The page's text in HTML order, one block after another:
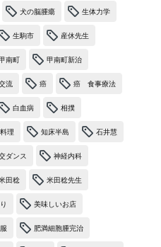
犬の脳腫瘍 生体力学
生駒市 産休先生
南町 甲南町新治
流 癌 癌 食事療法
白血病 相撲
理 知床半島 石井慧
ダンス 神経内科
田稔 米田稔先生
美味しいお店
肥満細胞腫完治